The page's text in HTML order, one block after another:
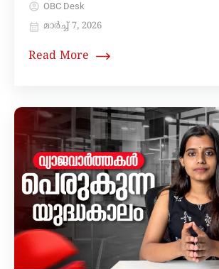
OBC Desk
മാർച്ച്‌ 7, 2026
Read More